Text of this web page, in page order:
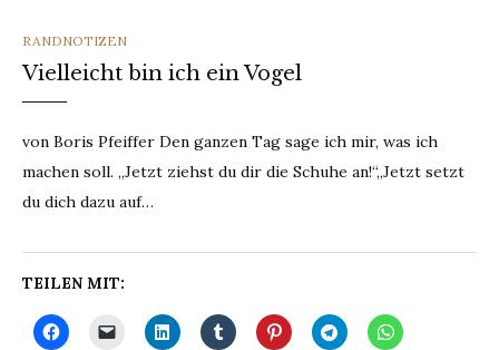
CATEGORIES
RANDNOTIZEN
Vielleicht bin ich ein Vogel
von Boris Pfeiffer Den ganzen Tag sage ich mir, was ich
machen soll. „Jetzt ziehst du dir die Schuhe an!“„Jetzt setzt
du dich dazu auf…
TEILEN MIT: